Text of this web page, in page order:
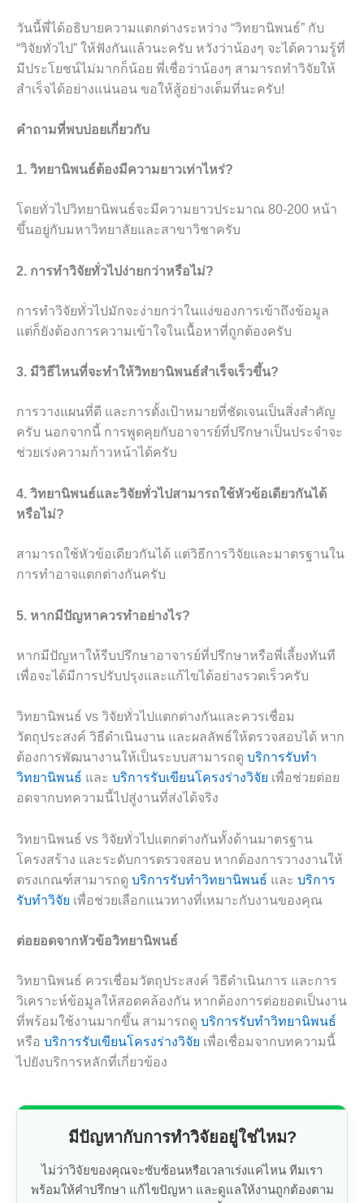
วันนี้พี่ได้อธิบายความแตกต่างระหว่าง “วิทยานิพนธ์” กับ
“วิจัยทั่วไป” ให้ฟังกันแล้วนะครับ หวังว่าน้องๆ จะได้ความรู้ที่
มีประโยชน์ไม่มากก็น้อย พี่เชื่อว่าน้องๆ สามารถทำวิจัยให้
สำเร็จได้อย่างแน่นอน ขอให้สู้อย่างเต็มที่นะครับ!
คำถามที่พบบ่อยเกี่ยวกับ
1. วิทยานิพนธ์ต้องมีความยาวเท่าไหร่?
โดยทั่วไปวิทยานิพนธ์จะมีความยาวประมาณ 80-200 หน้า
ขึ้นอยู่กับมหาวิทยาลัยและสาขาวิชาครับ
2. การทำวิจัยทั่วไปง่ายกว่าหรือไม่?
การทำวิจัยทั่วไปมักจะง่ายกว่าในแง่ของการเข้าถึงข้อมูล
แต่ก็ยังต้องการความเข้าใจในเนื้อหาที่ถูกต้องครับ
3. มีวิธีไหนที่จะทำให้วิทยานิพนธ์สำเร็จเร็วขึ้น?
การวางแผนที่ดี และการตั้งเป้าหมายที่ชัดเจนเป็นสิ่งสำคัญ
ครับ นอกจากนี้ การพูดคุยกับอาจารย์ที่ปรึกษาเป็นประจำจะ
ช่วยเร่งความก้าวหน้าได้ครับ
4. วิทยานิพนธ์และวิจัยทั่วไปสามารถใช้หัวข้อเดียวกันได้
หรือไม่?
สามารถใช้หัวข้อเดียวกันได้ แต่วิธีการวิจัยและมาตรฐานใน
การทำอาจแตกต่างกันครับ
5. หากมีปัญหาควรทำอย่างไร?
หากมีปัญหาให้รีบปรึกษาอาจารย์ที่ปรึกษาหรือพี่เลี้ยงทันที
เพื่อจะได้มีการปรับปรุงและแก้ไขได้อย่างรวดเร็วครับ
วิทยานิพนธ์ vs วิจัยทั่วไปแตกต่างกันและควรเชื่อม
วัตถุประสงค์ วิธีดำเนินงาน และผลลัพธ์ให้ตรวจสอบได้ หาก
ต้องการพัฒนางานให้เป็นระบบสามารถดู บริการรับทำ
วิทยานิพนธ์ และ บริการรับเขียนโครงร่างวิจัย เพื่อช่วยต่อย
อดจากบทความนี้ไปสู่งานที่ส่งได้จริง
วิทยานิพนธ์ vs วิจัยทั่วไปแตกต่างกันทั้งด้านมาตรฐาน
โครงสร้าง และระดับการตรวจสอบ หากต้องการวางงานให้
ตรงเกณฑ์สามารถดู บริการรับทำวิทยานิพนธ์ และ บริการ
รับทำวิจัย เพื่อช่วยเลือกแนวทางที่เหมาะกับงานของคุณ
ต่อยอดจากหัวข้อวิทยานิพนธ์
วิทยานิพนธ์ ควรเชื่อมวัตถุประสงค์ วิธีดำเนินการ และการ
วิเคราะห์ข้อมูลให้สอดคล้องกัน หากต้องการต่อยอดเป็นงาน
ที่พร้อมใช้งานมากขึ้น สามารถดู บริการรับทำวิทยานิพนธ์
หรือ บริการรับเขียนโครงร่างวิจัย เพื่อเชื่อมจากบทความนี้
ไปยังบริการหลักที่เกี่ยวข้อง
มีปัญหากับการทำวิจัยอยู่ใช่ไหม?
ไม่ว่าวิจัยของคุณจะซับซ้อนหรือเวลาเร่งแค่ไหน ทีมเรา
พร้อมให้คำปรึกษา แก้ไขปัญหา และดูแลให้งานถูกต้องตาม